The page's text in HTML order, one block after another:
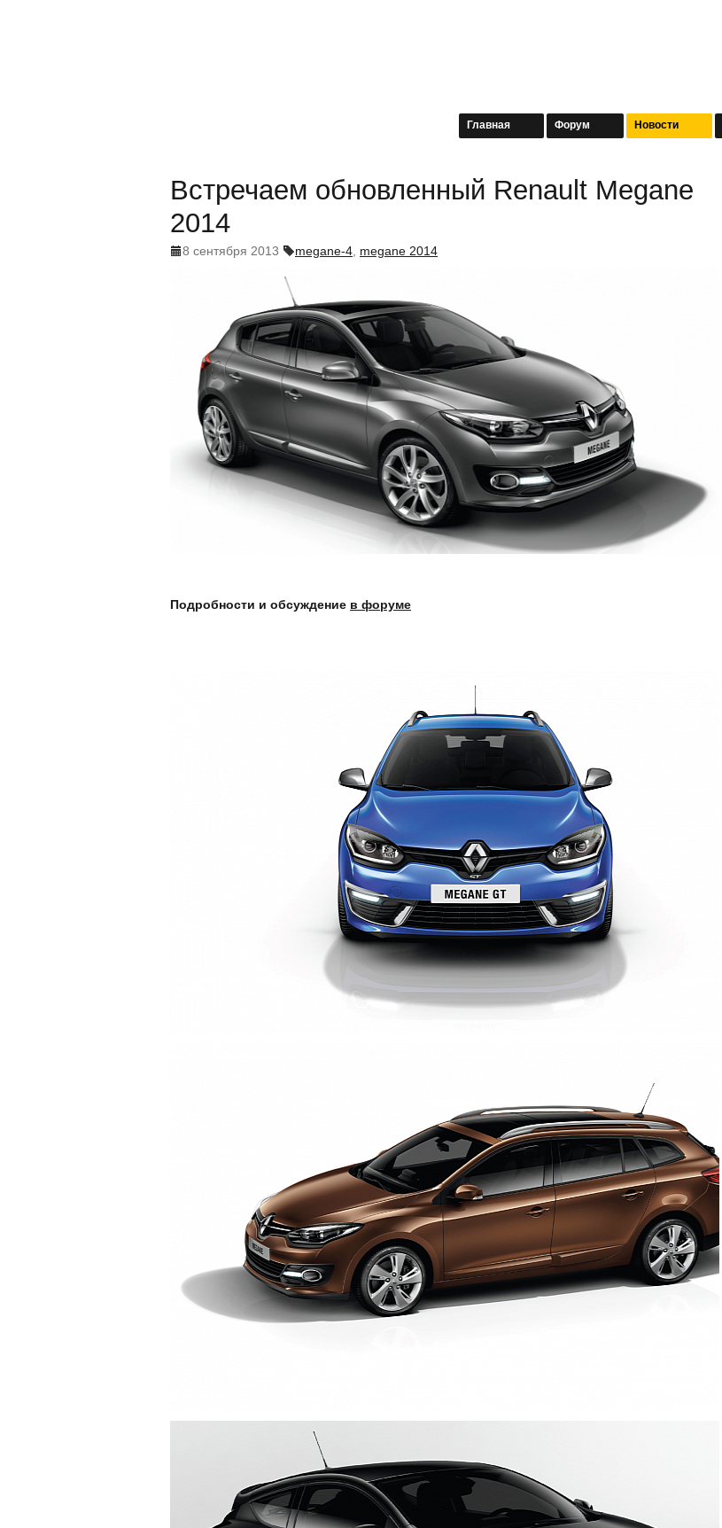
Главная Форум Новости
Встречаем обновленный Renault Megane
2014
8 сентября 2013 megane-4 megane 2014
Подробности и обсуждение в форуме